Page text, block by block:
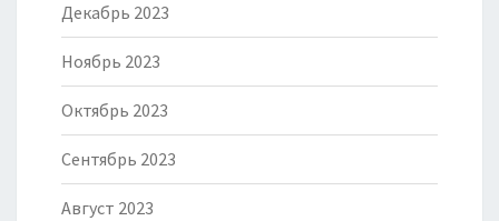
Декабрь 2023
Ноябрь 2023
Октябрь 2023
Сентябрь 2023
Август 2023